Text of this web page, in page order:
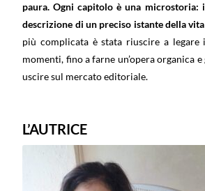
paura. Ogni capitolo è una microstoria:
descrizione di un preciso istante della
più complicata è stata riuscire a legare
momenti, fino a farne un’opera organica
uscire sul mercato editoriale.
L’AUTRICE